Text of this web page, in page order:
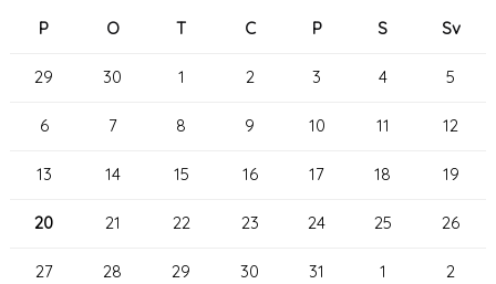
P O T C P S Sv
29 30 1 2 3 4 5
6 7 8 9 10 11 12
13 14 15 16 17 18 19
20 21 22 23 24 25 26
27 28 29 30 31 1 2